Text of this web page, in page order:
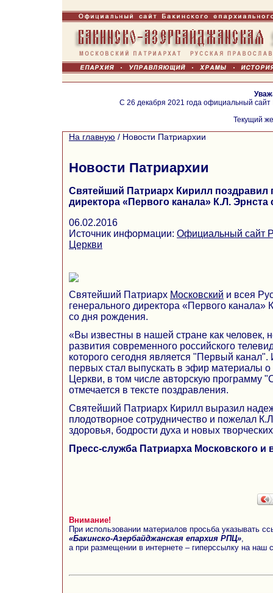
С 26 декабря 2021 года официальный
Текущий
На главную / Новости Патриархии
Новости Патриархии
Святейший Патриарх Кирилл поздравил
директора «Первого канала» К.Л.
06.02.2016
Источник информации: Официальный сайт
Церкви
Святейший Патриарх Московский и всея
генерального директора «Первого канала»
со дня рождения.
«Вы известны в нашей стране как человек,
развития современного российского
которого сегодня является "Первый
первых стал выпускать в эфир материалы
Церкви, в том числе авторскую программу
отмечается в тексте поздравления.
Святейший Патриарх Кирилл выразил
плодотворное сотрудничество и пожелал
здоровья, бодрости духа и новых
Пресс-служба Патриарха Московского и
Внимание!
При использовании материалов просьба указывать
«Бакинско-Азербайджанская епархия РПЦ»
а при размещении в интернете – гиперссылку на наш